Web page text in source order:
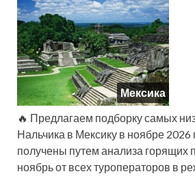
Мексика
🔥 Предлагаем подборку самых
Нальчика в Мексику в ноябре
получены путем анализа горящих
ноябрь от всех туроператоров в